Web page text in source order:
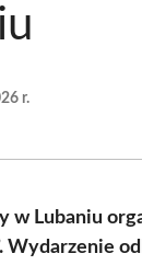
r.
w Lubaniu
Wydarzenie